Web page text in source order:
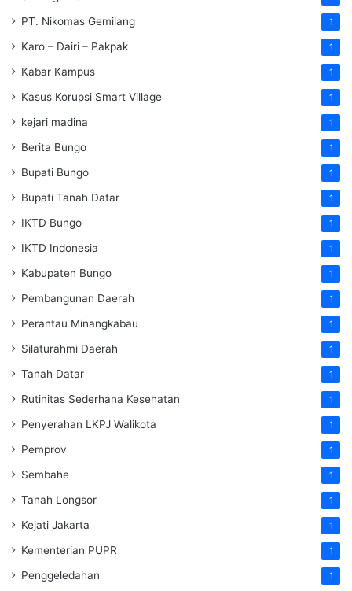
PT. Nikomas Gemilang 1
Karo – Dairi – Pakpak 1
Kabar Kampus 1
Kasus Korupsi Smart Village 1
kejari madina 1
Berita Bungo 1
Bupati Bungo 1
Bupati Tanah Datar 1
IKTD Bungo 1
IKTD Indonesia 1
Kabupaten Bungo 1
Pembangunan Daerah 1
Perantau Minangkabau 1
Silaturahmi Daerah 1
Tanah Datar 1
Rutinitas Sederhana Kesehatan 1
Penyerahan LKPJ Walikota 1
Pemprov 1
Sembahe 1
Tanah Longsor 1
Kejati Jakarta 1
Kementerian PUPR 1
Penggeledahan 1